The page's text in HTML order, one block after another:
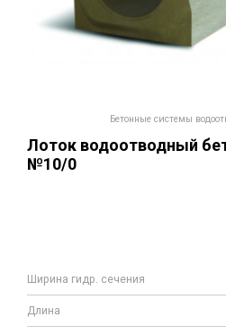
Бетонные системы
Лоток водоотводный
№10/0
Ширина гидр. сечения
Длина